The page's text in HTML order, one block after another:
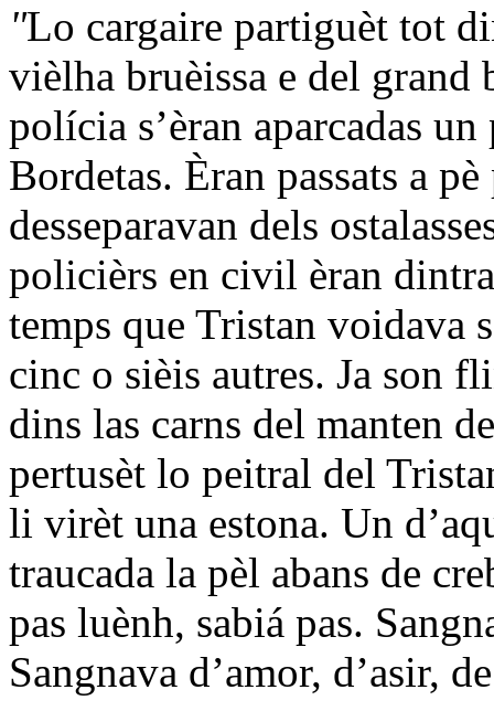
"Lo cargaire partiguèt tot
vièlha bruèissa e del grand
polícia s’èran aparcadas
Bordetas. Èran passats a
desseparavan dels
policièrs en civil èran
temps que Tristan voidava
cinc o sièis autres. Ja son
dins las carns del manten
pertusèt lo peitral del
li virèt una estona. Un
traucada la pèl abans de
pas luènh, sabiá pas.
Sangnava d’amor, d’asir,